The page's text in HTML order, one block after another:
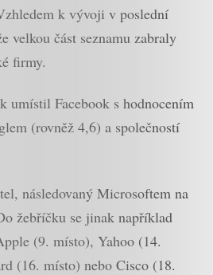
k vývoji v poslední
velkou část seznamu zabraly
firmy.
umístil Facebook s hodnocením
(rovněž 4,6) a společností
následovaný Microsoftem na
žebříčku se jinak například
(9. místo), Yahoo (14.
(16. místo) nebo Cisco (18.